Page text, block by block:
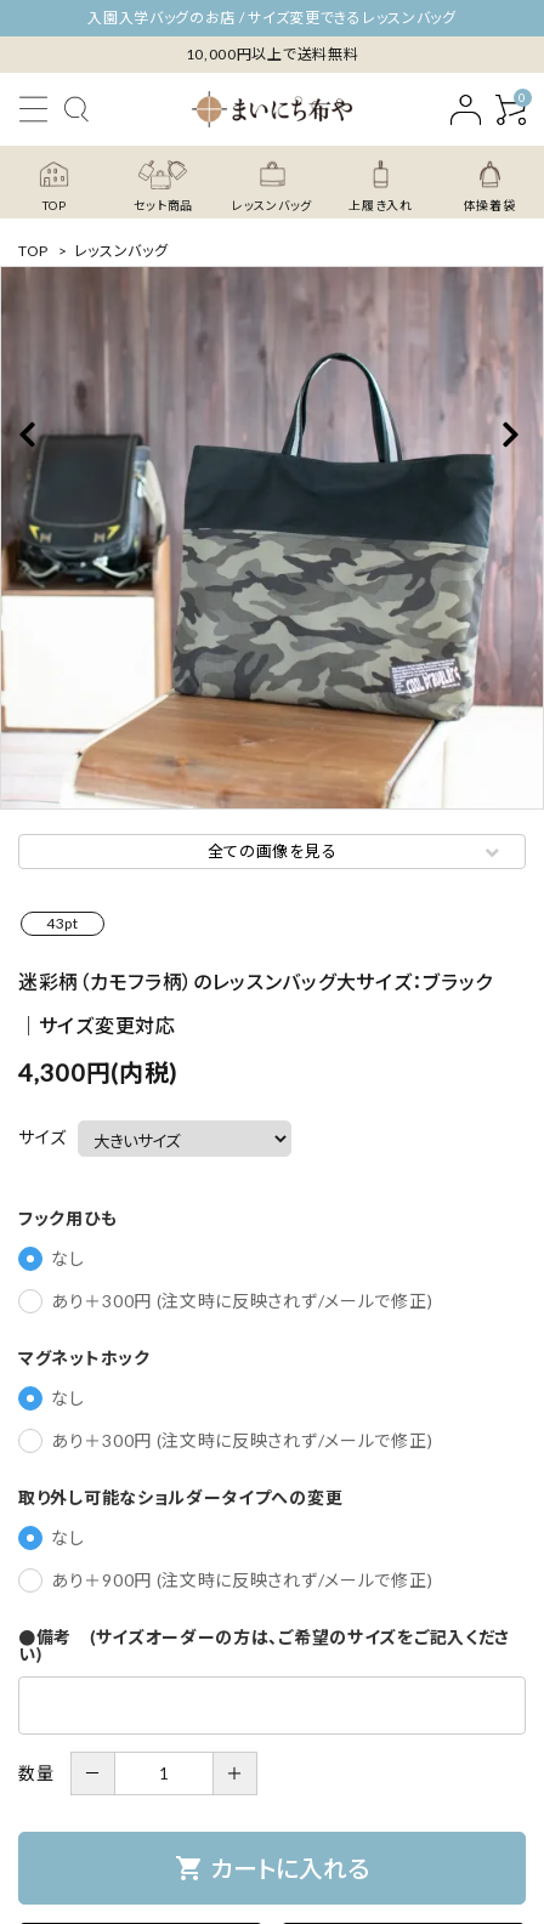
入園入学バッグのお店 / サイズ変更できるレッスンバッグ
10,000円以上で送料無料
0
TOP セット商品 レッスンバッグ 上履き入れ 体操着袋
TOP > レッスンバッグ
全ての画像を見る
43pt
迷彩柄（カモフラ柄）のレッスンバッグ大サイズ：ブラック
｜サイズ変更対応
4,300円(内税)
サイズ
フック用ひも
なし
あり＋300円 (注文時に反映されず/メールで修正)
マグネットホック
なし
あり＋300円 (注文時に反映されず/メールで修正)
取り外し可能なショルダータイプへの変更
なし
あり＋900円 (注文時に反映されず/メールで修正)
●備考 (サイズオーダーの方は、ご希望のサイズをご記入くださ
い)
数量 － ＋
shopping_cart カートに入れる